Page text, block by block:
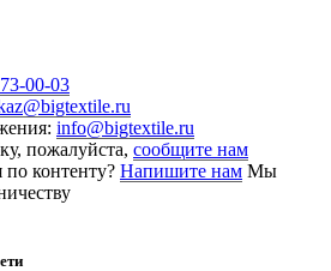
00-03
info@bigtextile.ru
пожалуйста, сообщите нам
контенту? Напишите нам Мы